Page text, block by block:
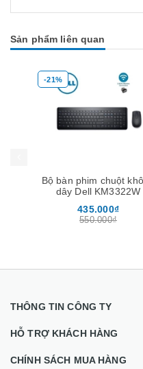
Sản phẩm liên quan
-21%
Bộ bàn phim chuột không
dây Dell KM3322W
435.000₫
550.000₫
THÔNG TIN CÔNG TY
HỖ TRỢ KHÁCH HÀNG
CHÍNH SÁCH MUA HÀNG